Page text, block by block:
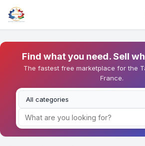
Find what you need. Sell
The fastest free marketplace for the
France.